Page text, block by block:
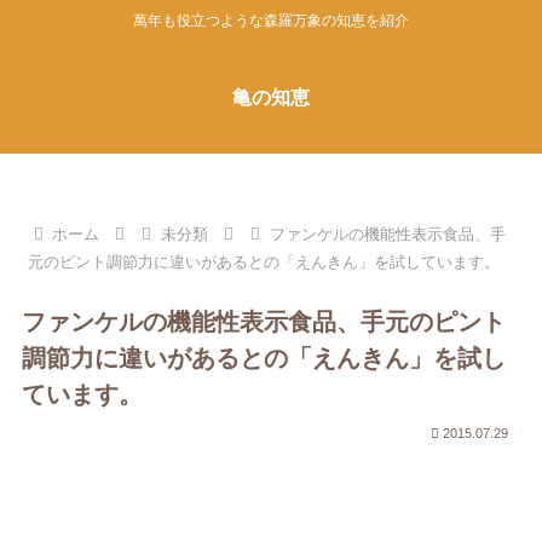
萬年も役立つような森羅万象の知恵を紹介
亀の知恵
ホーム 未分類
ファンケルの機能性表示食品、手
元のピント調節力に違いがあるとの「えんきん」を試しています。
ファンケルの機能性表示食品、手元のピント
調節力に違いがあるとの「えんきん」を試し
ています。
2015.07.29